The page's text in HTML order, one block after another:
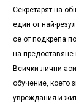
Секретарят на
един от най-
се от подкрепа
на предоставяне
Всички лични
обучение, което
увреждания и